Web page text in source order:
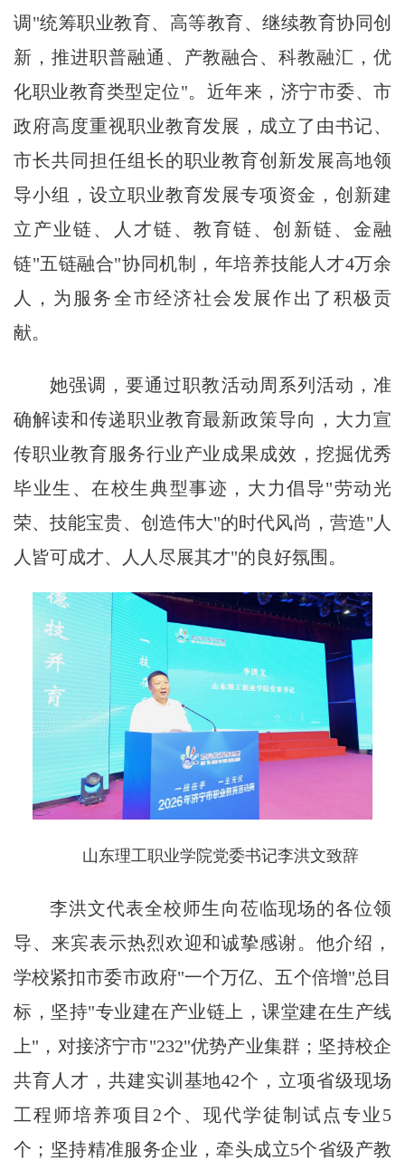
调"统筹职业教育、高等教育、继续教育协同创
新，推进职普融通、产教融合、科教融汇，优
化职业教育类型定位"。近年来，济宁市委、市
政府高度重视职业教育发展，成立了由书记、
市长共同担任组长的职业教育创新发展高地领
导小组，设立职业教育发展专项资金，创新建
立产业链、人才链、教育链、创新链、金融
链"五链融合"协同机制，年培养技能人才4万余
人，为服务全市经济社会发展作出了积极贡
献。
她强调，要通过职教活动周系列活动，准
确解读和传递职业教育最新政策导向，大力宣
传职业教育服务行业产业成果成效，挖掘优秀
毕业生、在校生典型事迹，大力倡导"劳动光
荣、技能宝贵、创造伟大"的时代风尚，营造"人
人皆可成才、人人尽展其才"的良好氛围。
山东理工职业学院党委书记李洪文致辞
李洪文代表全校师生向莅临现场的各位领
导、来宾表示热烈欢迎和诚挚感谢。他介绍，
学校紧扣市委市政府"一个万亿、五个倍增"总目
标，坚持"专业建在产业链上，课堂建在生产线
上"，对接济宁市"232"优势产业集群；坚持校企
共育人才，共建实训基地42个，立项省级现场
工程师培养项目2个、现代学徒制试点专业5
个；坚持精准服务企业，牵头成立5个省级产教